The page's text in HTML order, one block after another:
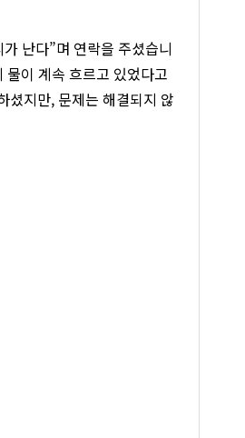
난다”며 연락을 주셨습니
이 계속 흐르고 있었다고
셨지만, 문제는 해결되지 않